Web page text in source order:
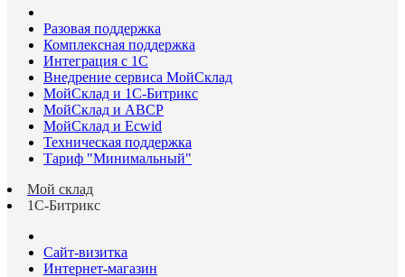
Разовая поддержка
Комплексная поддержка
Интеграция с 1С
Внедрение сервиса МойСклад
МойСклад и 1С-Битрикс
МойСклад и ABCP
МойСклад и Ecwid
Техническая поддержка
Тариф "Минимальный"
Мой склад
1С-Битрикс
Сайт-визитка
Интернет-магазин